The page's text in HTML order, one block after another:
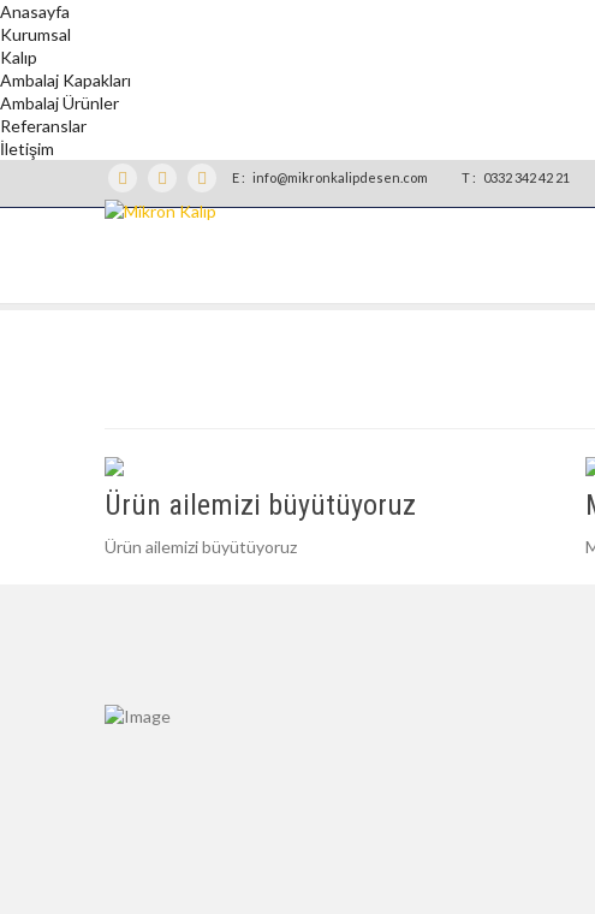
Anasayfa
Kurumsal
Kalıp
Ambalaj Kapakları
Ambalaj Ürünler
Referanslar
İletişim
E : info@mikronkalipdesen.com T : 0332 342 42 21
Ürün ailemizi büyütüyoruz
Ürün ailemizi büyütüyoruz